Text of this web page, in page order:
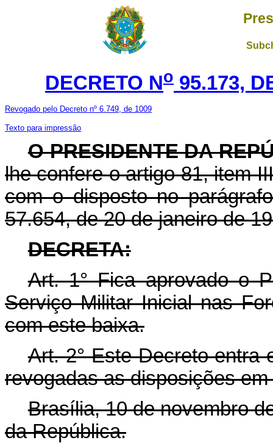
DECRETO No 95.173,
Revogado pelo Decreto nº 6.749, de 1009
Texto para impressão
O PRESIDENTE DA
lhe confere o artigo 81, item
com o disposto no
57.654, de 20 de janeiro de
DECRETA:
Art. 1° Fica aprovado o
Serviço Militar Inicial nas
com este baixa.
Art. 2° Este Decreto entra
revogadas as disposições
Brasília, 10 de novembro
da República.